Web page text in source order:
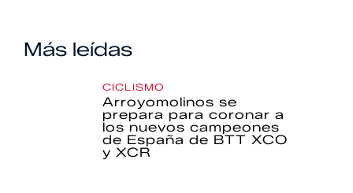
Más leídas
CICLISMO
Arroyomolinos se
prepara para coronar a
los nuevos campeones
de España de BTT XCO
y XCR